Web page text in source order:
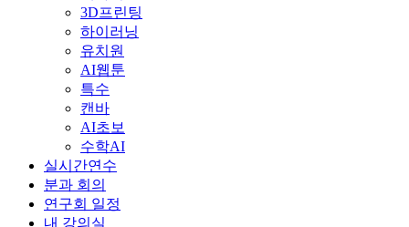
3D프린팅
하이러닝
유치원
AI웹툰
특수
캔바
AI초보
수학AI
실시간연수
분과 회의
연구회 일정
내 강의실